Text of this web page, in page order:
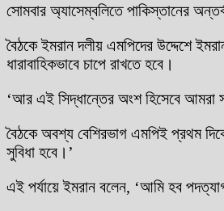
সোমবার অ্যাসেম্বলিতে পাকিস্তানের
বৈঠকে ইমরান দলীয় এমপিদের উদ্দেশে
ধারাবাহিকভাবে চাপে রাখতে হবে।
‘আর এই সিদ্ধান্তের অংশ হিসেবে আমরা
বৈঠকে অবশ্য বেশিরভাগ এমপিই প্রথম
সুবিধা হবে।’
এই পর্যায়ে ইমরান বলেন, ‘আমি হব